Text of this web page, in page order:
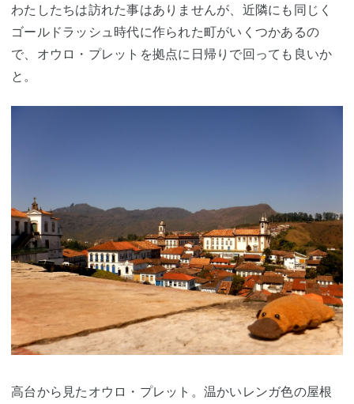
わたしたちは訪れた事はありませんが、近隣にも同じく
ゴールドラッシュ時代に作られた町がいくつかあるの
で、オウロ・プレットを拠点に日帰りで回っても良いか
と。
高台から見たオウロ・プレット。温かいレンガ色の屋根